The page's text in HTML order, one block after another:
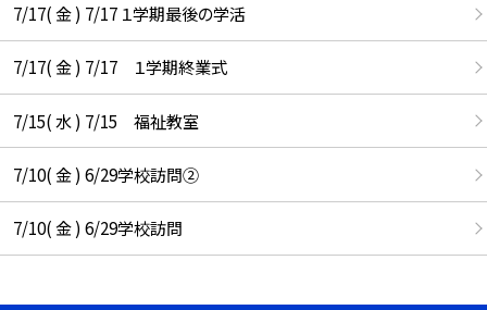
7/17( 金 ) 7/17 １学期最後の学活
7/17( 金 ) 7/17 １学期終業式
7/15( 水 ) 7/15 福祉教室
7/10( 金 ) 6/29学校訪問②
7/10( 金 ) 6/29学校訪問